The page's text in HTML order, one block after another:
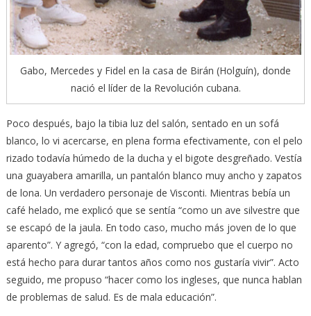
Gabo, Mercedes y Fidel en la casa de Birán (Holguín), donde
nació el líder de la Revolución cubana.
Poco después, bajo la tibia luz del salón, sentado en un sofá
blanco, lo vi acercarse, en plena forma efectivamente, con el pelo
rizado todavía húmedo de la ducha y el bigote desgreñado. Vestía
una guayabera amarilla, un pantalón blanco muy ancho y zapatos
de lona. Un verdadero personaje de Visconti. Mientras bebía un
café helado, me explicó que se sentía “como un ave silvestre que
se escapó de la jaula. En todo caso, mucho más joven de lo que
aparento”. Y agregó, “con la edad, compruebo que el cuerpo no
está hecho para durar tantos años como nos gustaría vivir”. Acto
seguido, me propuso “hacer como los ingleses, que nunca hablan
de problemas de salud. Es de mala educación”.